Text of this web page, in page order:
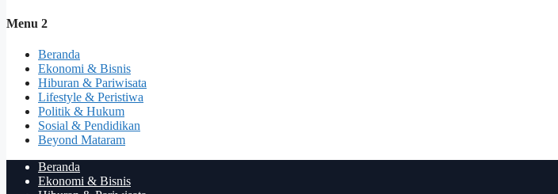
Menu 2
Beranda
Ekonomi & Bisnis
Hiburan & Pariwisata
Lifestyle & Peristiwa
Politik & Hukum
Sosial & Pendidikan
Beyond Mataram
Beranda
Ekonomi & Bisnis